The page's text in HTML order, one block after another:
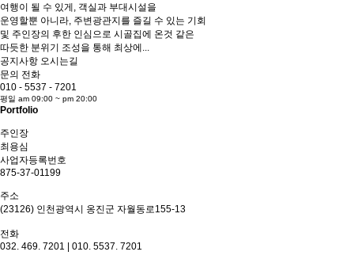
여행이 될 수 있게, 객실과 부대시설을
운영할뿐 아니라, 주변광관지를 즐길 수 있는 기회
및 주인장의 후한 인심으로 시골집에 온것 같은
따듯한 분위기 조성을 통해 최상에...
공지사항 오시는길
문의 전화
010 - 5537 - 7201
평일 am 09:00 ~ pm 20:00
Portfolio
주인장
최용심
사업자등록번호
875-37-01199
주소
(23126) 인천광역시 옹진군 자월동로155-13
전화
032. 469. 7201 | 010. 5537. 7201